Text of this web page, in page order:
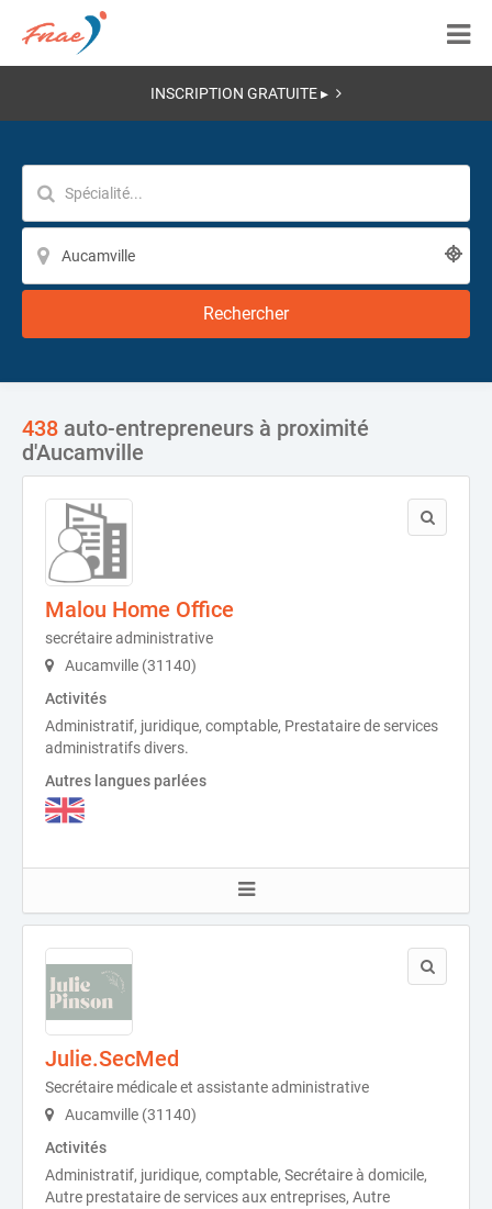
INSCRIPTION GRATUITE ▸
Rechercher
438 auto-entrepreneurs à proximité
d'Aucamville
Malou Home Office
secrétaire administrative
Aucamville (31140)
Activités
Administratif, juridique, comptable, Prestataire de services
administratifs divers.
Autres langues parlées
Julie.SecMed
Secrétaire médicale et assistante administrative
Aucamville (31140)
Activités
Administratif, juridique, comptable, Secrétaire à domicile,
Autre prestataire de services aux entreprises, Autre